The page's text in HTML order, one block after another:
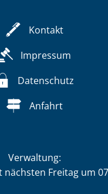
Kontakt
Impressum
Datenschutz
Anfahrt
Verwaltung:
oder
nächsten Freitag um